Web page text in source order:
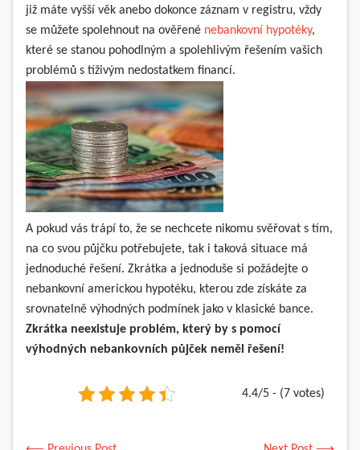
již máte vyšší věk anebo dokonce záznam v registru, vždy
se můžete spolehnout na ověřené nebankovní hypotéky,
které se stanou pohodlným a spolehlivým řešením vašich
problémů s tíživým nedostatkem financí.
A pokud vás trápí to, že se nechcete nikomu svěřovat s tím,
na co svou půjčku potřebujete, tak i taková situace má
jednoduché řešení. Zkrátka a jednoduše si požádejte o
nebankovní americkou hypotéku, kterou zde získáte za
srovnatelně výhodných podmínek jako v klasické bance.
Zkrátka neexistuje problém, který by s pomocí
výhodných nebankovních půjček neměl řešení!
4.4/5 - (7 votes)